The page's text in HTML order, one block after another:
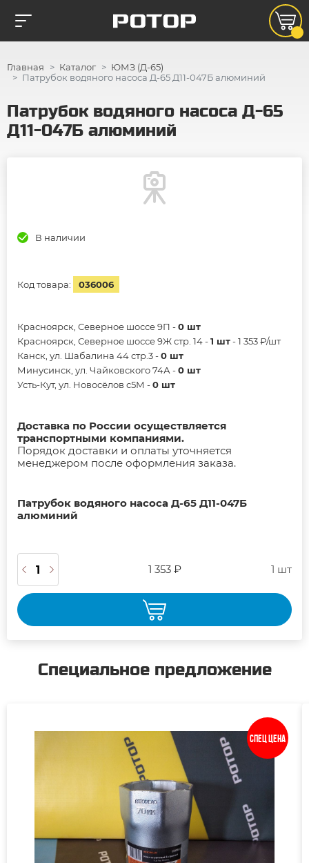
Главная Каталог
ЮМЗ (Д-65)
Патрубок водяного насоса Д-65 Д11-047Б алюминий
Патрубок водяного насоса Д-65
Д11-047Б алюминий
В наличии
Код товара: 036006
Красноярск, Северное шоссе 9П -0 шт
Красноярск, Северное шоссе 9Ж стр. 14 -1 шт- 1 353 ₽/шт
Канск, ул. Шабалина 44 стр.3 -0 шт
Минусинск, ул. Чайковского 74А -0 шт
Усть-Кут, ул. Новосёлов с5М -0 шт
Доставка по России осуществляется
транспортными компаниями.
Порядок доставки и оплаты уточняется
менеджером после оформления заказа.
Патрубок водяного насоса Д-65 Д11-047Б
алюминий
1 353 ₽ 1 шт
Специальное предложение
Спец цена